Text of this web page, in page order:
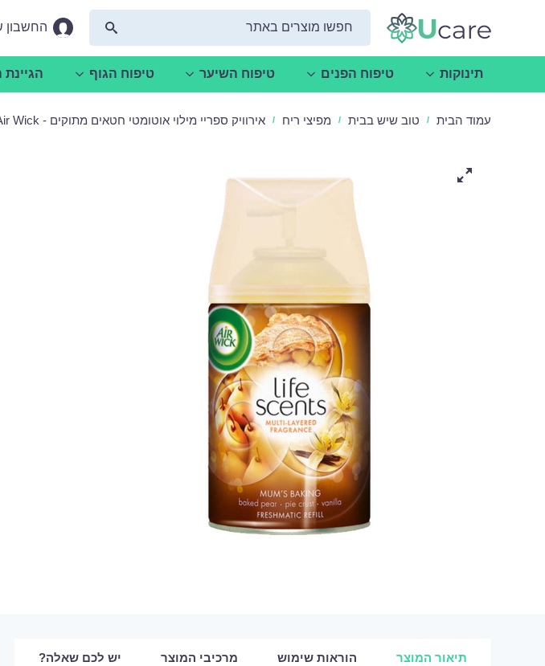
החשבון
תינוקות טיפוח הפנים טיפוח השיער טיפוח הגוף
עמוד הבית / טוב שיש בבית / מפיצי ריח / אירוויק ספריי מילוי אוטומטי חטאים מתוקים - Air Wick
תיאור המוצר הוראות שימוש מרכיבי המוצר יש לכם שאלה?